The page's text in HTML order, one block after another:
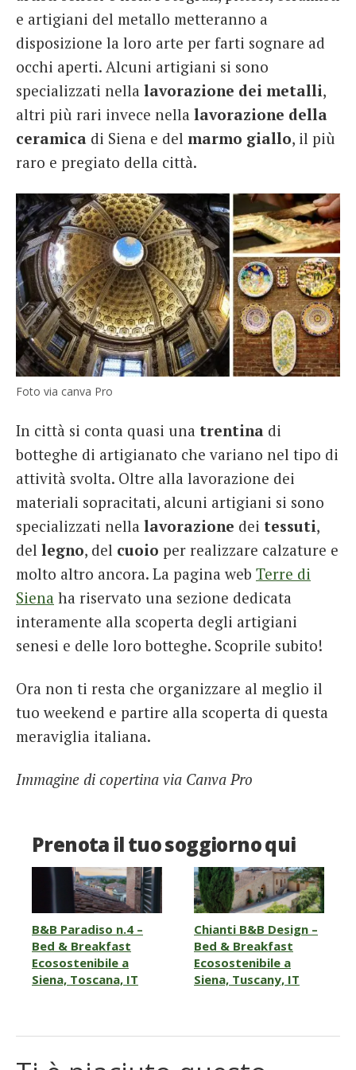
e artigiani del metallo metteranno a
disposizione la loro arte per farti sognare ad
occhi aperti. Alcuni artigiani si sono
specializzati nella lavorazione dei metalli,
altri più rari invece nella lavorazione della
ceramica di Siena e del marmo giallo, il più
raro e pregiato della città.
Foto via canva Pro
In città si conta quasi una trentina di
botteghe di artigianato che variano nel tipo di
attività svolta. Oltre alla lavorazione dei
materiali sopracitati, alcuni artigiani si sono
specializzati nella lavorazione dei tessuti,
del legno, del cuoio per realizzare calzature e
molto altro ancora. La pagina web Terre di
Siena ha riservato una sezione dedicata
interamente alla scoperta degli artigiani
senesi e delle loro botteghe. Scoprile subito!
Ora non ti resta che organizzare al meglio il
tuo weekend e partire alla scoperta di questa
meraviglia italiana.
Immagine di copertina via Canva Pro
Prenota il tuo soggiorno qui
B&B Paradiso n.4 –
Bed & Breakfast
Ecosostenibile a
Siena, Toscana, IT
Chianti B&B Design –
Bed & Breakfast
Ecosostenibile a
Siena, Tuscany, IT